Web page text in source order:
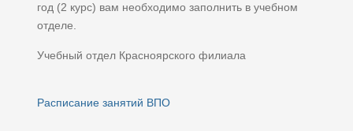
год (2 курс) вам необходимо заполнить в учебном
отделе.
Учебный отдел Красноярского филиала
Расписание занятий ВПО